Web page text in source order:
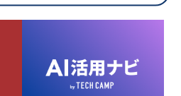
た情報とその利用について
タ・マネジメント・プラットフォ
れたウェブの閲覧機歴及びその分
様の個人データと結びつけた上
いたします。